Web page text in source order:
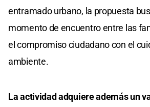
entramado urbano, la propuesta
momento de encuentro entre las
el compromiso ciudadano con el
ambiente.
La actividad adquiere además un